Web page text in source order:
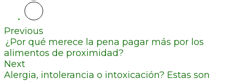
Previous
¿Por qué merece la pena pagar más por los
alimentos de proximidad?
Next
Alergia, intolerancia o intoxicación? Estas son